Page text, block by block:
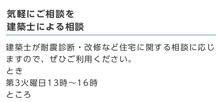
気軽にご相談を
建築士による相談
建築士が耐震診断・改修など住宅に関する相談に応じ
ますので、ぜひご利用ください。
とき
第3火曜日13時～16時
ところ